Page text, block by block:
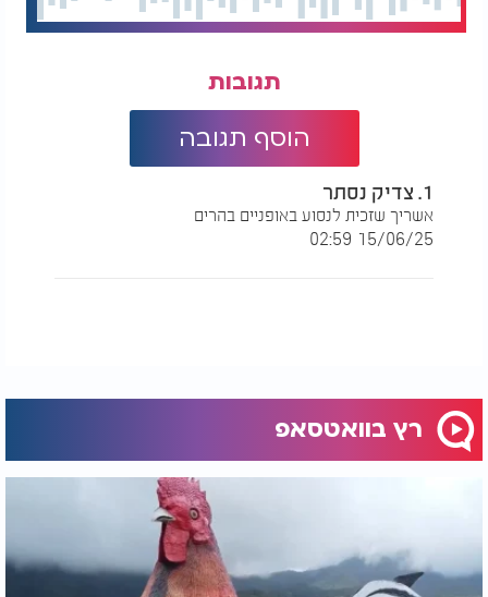
תגובות
הוסף תגובה
1. צדיק נסתר
אשריך שזכית לנסוע באופניים בהרים
15/06/25 02:59
רץ בוואטסאפ